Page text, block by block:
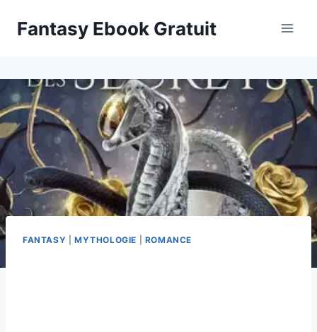
Fantasy Ebook Gratuit
FANTASY MYTHOLOGIE ROMANCE